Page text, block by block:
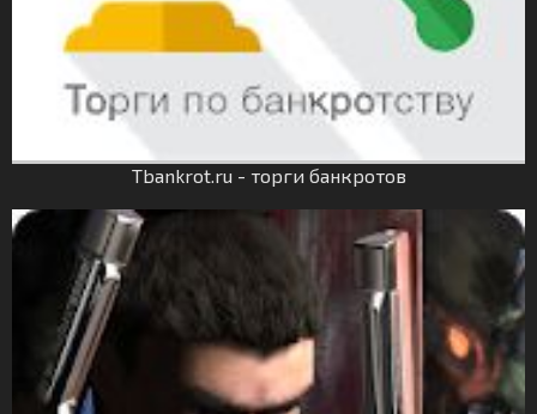
Tbankrot.ru - торги банкротов